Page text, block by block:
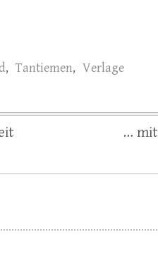
, Tantiemen, Verlage
… mit